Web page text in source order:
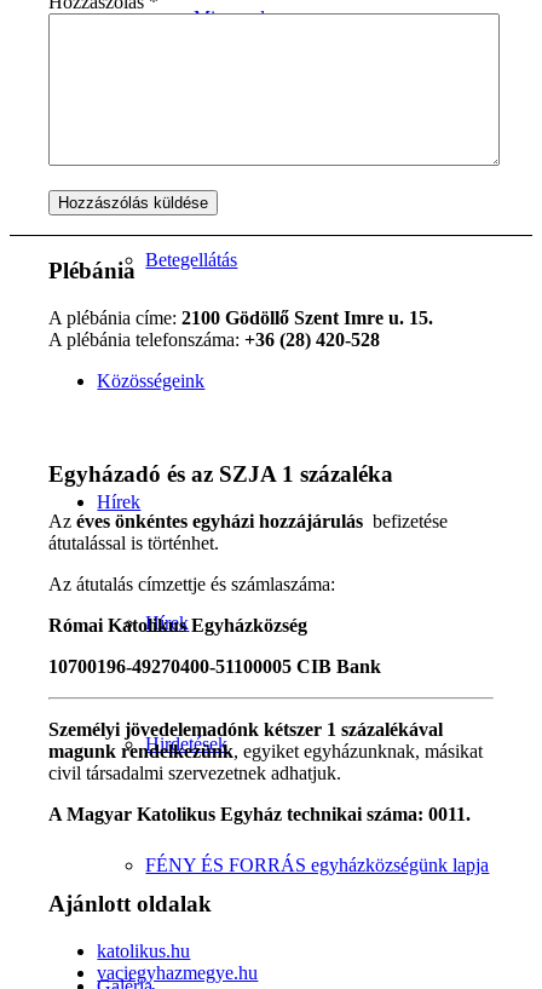
Miserend
Betegellátás
Közösségeink
Hírek
Hírek
Hirdetések
FÉNY ÉS FORRÁS egyházközségünk lapja
Plébánia
A plébánia címe:2100 Gödöllő Szent Imre u. 15.
A plébánia telefonszáma:+36 (28) 420-528
Egyházadó és az SZJA 1 százaléka
Azéves önkéntes egyházi hozzájárulás befizetése
átutalással is történhet.
Az átutalás címzettje és számlaszáma:
Római Katolikus Egyházközség
10700196-49270400-51100005 CIB Bank
Személyi jövedelemadónk kétszer 1 százalékával
magunk rendelkezünk, egyiket egyházunknak, másikat
civil társadalmi szervezetnek adhatjuk.
A Magyar Katolikus Egyház technikai száma: 0011.
Ajánlott oldalak
katolikus.hu
vaciegyhazmegye.hu